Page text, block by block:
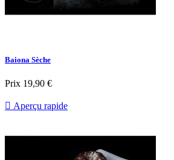
Baiona Sèche
Prix 19,90 €
 Aperçu rapide